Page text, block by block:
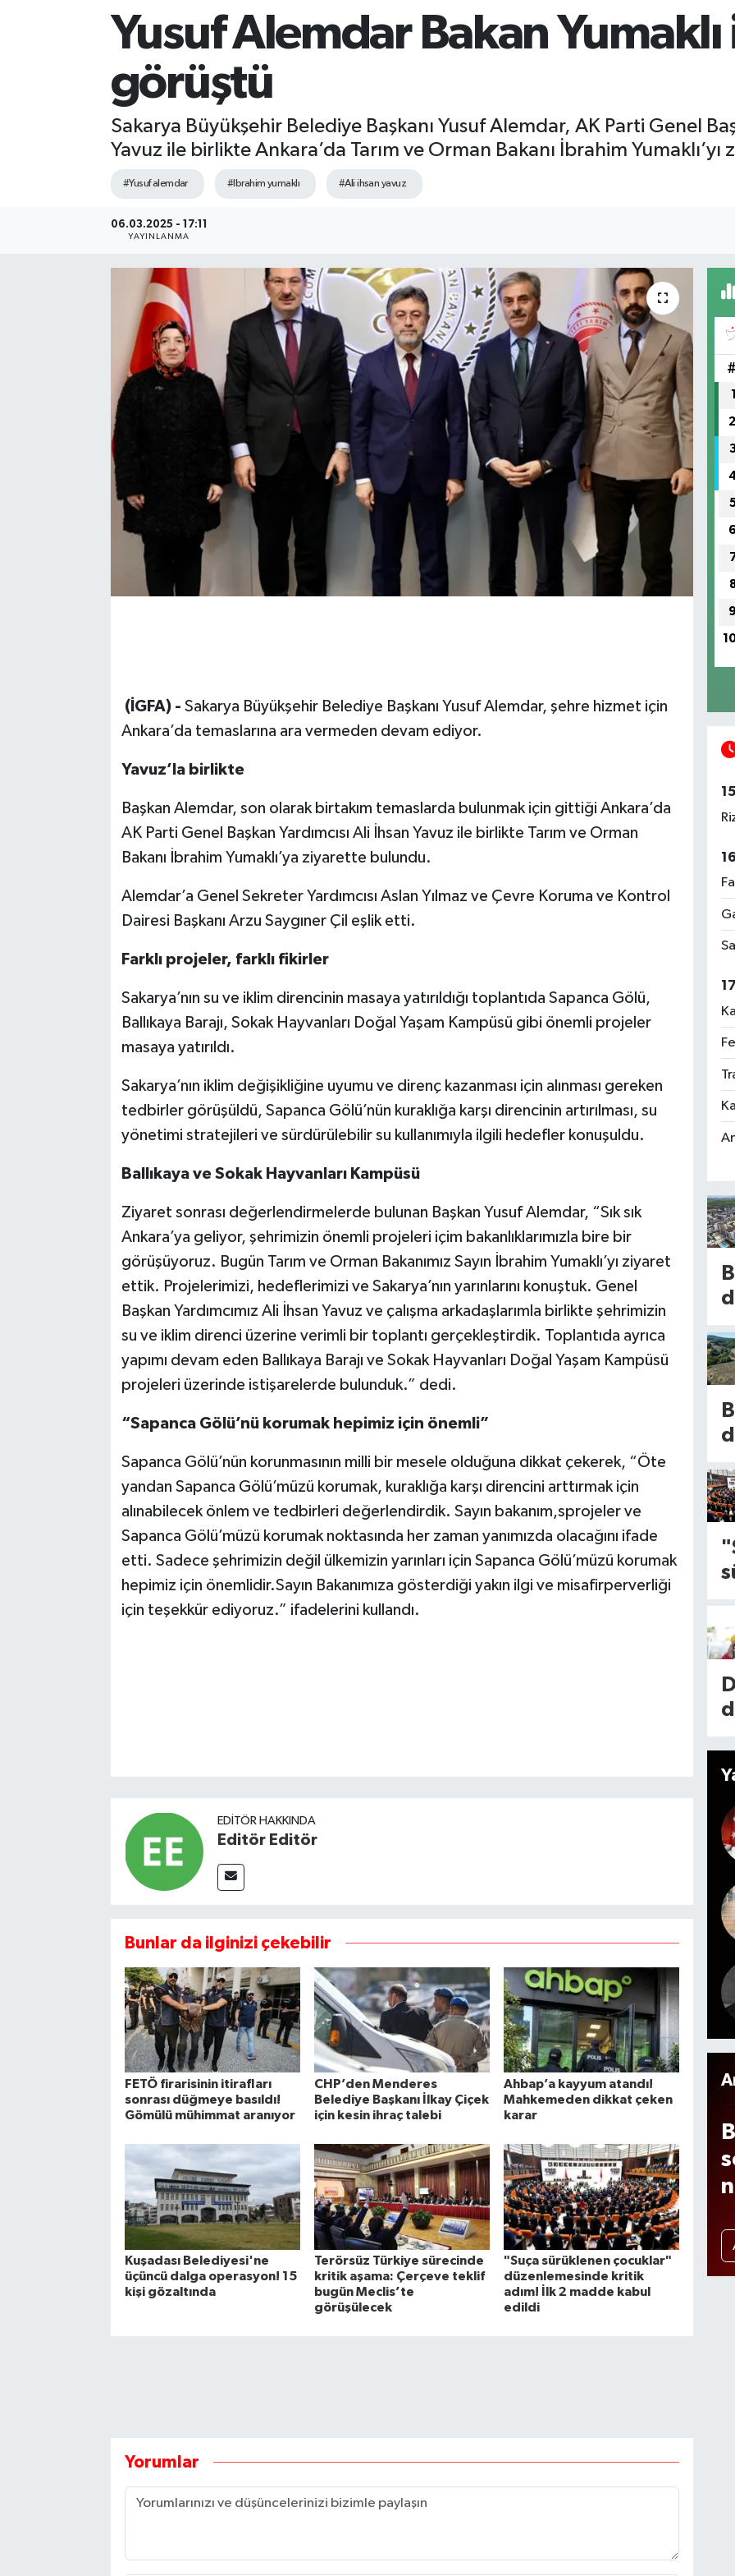
Yusuf Alemdar Bakan
görüştü
Sakarya Büyükşehir Belediye Başkanı Yusuf Alemdar, AK Parti Genel
Yavuz ile birlikte Ankara’da Tarım ve Orman Bakanı İbrahim Yumaklı’yı
#Yusuf alemdar #Ibrahim yumaklı #Ali ihsan yavuz
06.03.2025 - 17:11
YAYINLANMA
(İGFA) - Sakarya Büyükşehir Belediye Başkanı Yusuf Alemdar, şehre hizmet için
Ankara’da temaslarına ara vermeden devam ediyor.
Yavuz’la birlikte
Başkan Alemdar, son olarak birtakım temaslarda bulunmak için gittiği Ankara’da
AK Parti Genel Başkan Yardımcısı Ali İhsan Yavuz ile birlikte Tarım ve Orman
Bakanı İbrahim Yumaklı’ya ziyarette bulundu.
Alemdar’a Genel Sekreter Yardımcısı Aslan Yılmaz ve Çevre Koruma ve Kontrol
Dairesi Başkanı Arzu Saygıner Çil eşlik etti.
Farklı projeler, farklı fikirler
Sakarya’nın su ve iklim direncinin masaya yatırıldığı toplantıda Sapanca Gölü,
Ballıkaya Barajı, Sokak Hayvanları Doğal Yaşam Kampüsü gibi önemli projeler
masaya yatırıldı.
Sakarya’nın iklim değişikliğine uyumu ve direnç kazanması için alınması gereken
tedbirler görüşüldü, Sapanca Gölü’nün kuraklığa karşı direncinin artırılması, su
yönetimi stratejileri ve sürdürülebilir su kullanımıyla ilgili hedefler konuşuldu.
Ballıkaya ve Sokak Hayvanları Kampüsü
Ziyaret sonrası değerlendirmelerde bulunan Başkan Yusuf Alemdar, “Sık sık
Ankara’ya geliyor, şehrimizin önemli projeleri içim bakanlıklarımızla bire bir
görüşüyoruz. Bugün Tarım ve Orman Bakanımız Sayın İbrahim Yumaklı’yı ziyaret
ettik. Projelerimizi, hedeflerimizi ve Sakarya’nın yarınlarını konuştuk. Genel
Başkan Yardımcımız Ali İhsan Yavuz ve çalışma arkadaşlarımla birlikte şehrimizin
su ve iklim direnci üzerine verimli bir toplantı gerçekleştirdik. Toplantıda ayrıca
yapımı devam eden Ballıkaya Barajı ve Sokak Hayvanları Doğal Yaşam Kampüsü
projeleri üzerinde istişarelerde bulunduk.” dedi.
“Sapanca Gölü’nü korumak hepimiz için önemli”
Sapanca Gölü’nün korunmasının milli bir mesele olduğuna dikkat çekerek, “Öte
yandan Sapanca Gölü’müzü korumak, kuraklığa karşı direncini arttırmak için
alınabilecek önlem ve tedbirleri değerlendirdik. Sayın bakanım,sprojeler ve
Sapanca Gölü’müzü korumak noktasında her zaman yanımızda olacağını ifade
etti. Sadece şehrimizin değil ülkemizin yarınları için Sapanca Gölü’müzü korumak
hepimiz için önemlidir.Sayın Bakanımıza gösterdiği yakın ilgi ve misafirperverliği
için teşekkür ediyoruz.” ifadelerini kullandı.
EDITÖR HAKKINDA
Editör Editör
Bunlar da ilginizi çekebilir
FETÖ firarisinin itirafları
sonrası düğmeye basıldı!
Gömülü mühimmat aranıyor
CHP’den Menderes
Belediye Başkanı İlkay Çiçek
için kesin ihraç talebi
Ahbap’a kayyum atandı!
Mahkemeden dikkat çeken
karar
Kuşadası Belediyesi'ne
üçüncü dalga operasyon! 15
kişi gözaltında
Terörsüz Türkiye sürecinde
kritik aşama: Çerçeve teklif
bugün Meclis’te
görüşülecek
"Suça sürüklenen çocuklar"
düzenlemesinde kritik
adım! İlk 2 madde kabul
edildi
Yorumlar
#
1
2
6
9
e